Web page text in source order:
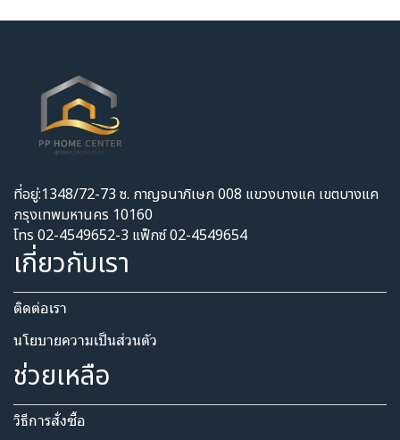
ที่อยู่:1348/72-73 ซ. กาญจนาภิเษก 008 แขวงบางแค เขตบางแค
กรุงเทพมหานคร 10160
โทร 02-4549652-3 แฟ็กซ์ 02-4549654
เกี่ยวกับเรา
ติดต่อเรา
นโยบายความเป็นส่วนตัว​
ช่วยเหลือ
วิธีการสั่งซื้อ